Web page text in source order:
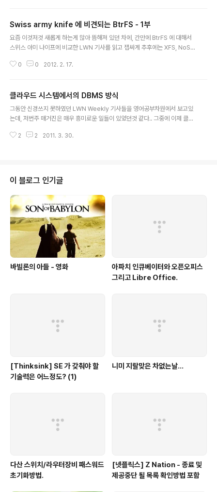
대처하고 장애 요소를 사전 파악하여 장애가 발생하기 전에 사전 처리도 자동화
하여 서비스 무중단을 지속적으로 제공하는것.Pervasive AI : 구석구석 인공
지등의 손길..
Swiss army knife 에 비견되는 BtrFS - 1부
요즘 이것저것 새롭게 하는게 많아 뜸해져 있던 차에, 간만에 BtrFS 에 대해서
스위스 아미 나이프에 비교한 LWN 기사를 읽고 잽싸게 추후에는 XFS, NoSQ
Ohad Rodeh 의 B-Tree 자료구조를 바탕으로 만들어진 파일시스템이다. O
로운 Btree 구조를 발표 하고 오라클로 옮겨간다음에 그쪽에 있던 여러 파일시
스템개발자들이랑 죽이 맞아 열심히 개발하게 된 것인다.... (암튼 유명하다...)
이것은 리눅스에서 보다 낳은 효..
0 0 2012. 2. 17.
클라우드 시스템에서의 DBMS 방식
그동안 신경쓰지 못하였던 LWN Weekly 기사들을 영어공부차원에서 보고있
는데, 저번주 매거진은 매우 흥미로운 일들이 있었던것 같다.. 그중에 이제 클라
S 시스템들에 대한 릴리즈 기사들을 보고 급 반짝이며 포스팅해본다. 뚜렷하게
점? 관계형 디비의 가장 큰 문제점이 무엇이라고 생각하는가? 조금 경험이 있는
사람들이라면 일단 가장 큰 부분으로 확장성을 들어야 하지 않을까 싶다. ( 클라
우드라는..
2 2 2011. 3. 30.
이 블로그 인기글
바빌론의 아들 - 영화
아파치 인큐베이터와 오픈오피스
그리고 Libre Office.
[Thinksink] SE 가 갖춰야 할
기술력은 어느정도? (1)
니미 지랄맞은 차없는날...
다산 스위치/라우터장비 패스워드
초기화방법.
[넷플릭스] Z Nation - 종료 및
제공중단 될 목록 확인방법 포함